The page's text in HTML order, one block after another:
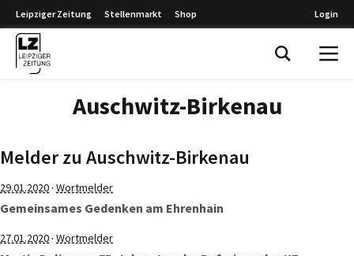
Leipziger Zeitung Stellenmarkt Shop Login
Auschwitz-Birkenau
Melder zu Auschwitz-Birkenau
29.01.2020· Wortmelder
Gemeinsames Gedenken am Ehrenhain
27.01.2020· Wortmelder